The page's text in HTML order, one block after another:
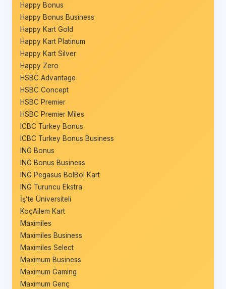
Happy Bonus
Happy Bonus Business
Happy Kart Gold
Happy Kart Platinum
Happy Kart Silver
Happy Zero
HSBC Advantage
HSBC Concept
HSBC Premier
HSBC Premier Miles
ICBC Turkey Bonus
ICBC Turkey Bonus Business
ING Bonus
ING Bonus Business
ING Pegasus BolBol Kart
ING Turuncu Ekstra
İş’te Üniversiteli
KoçAilem Kart
Maximiles
Maximiles Business
Maximiles Select
Maximum Business
Maximum Gaming
Maximum Genç